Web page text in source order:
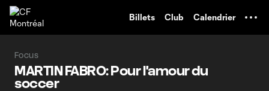
Billets Club Calendrier
Focus
MARTIN FABRO: Pour l'amour du
soccer